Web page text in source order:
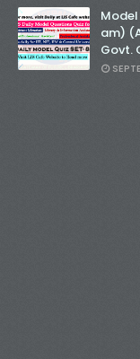
Model
am)
Govt.